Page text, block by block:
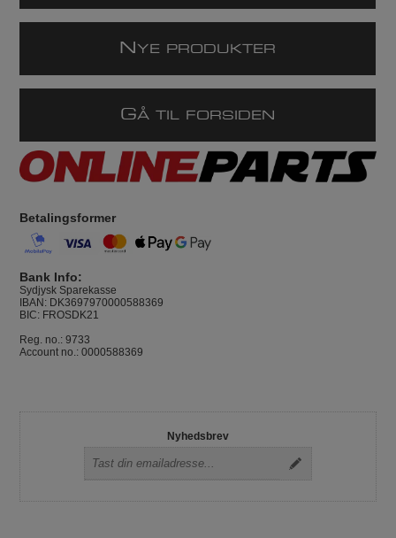
N YE PRODUKTER
GÅ TIL FORSIDEN
Betalingsformer
Bank Info:
Sydjysk Sparekasse
IBAN: DK3697970000588369
BIC: FROSDK21
Reg. no.: 9733
Account no.: 0000588369
Nyhedsbrev